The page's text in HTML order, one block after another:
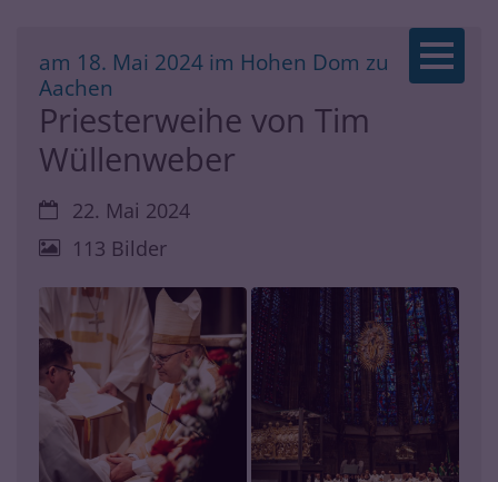
am 18. Mai 2024 im Hohen Dom zu
Aachen
Priesterweihe von Tim
Wüllenweber
Datum:22. Mai 2024
113 Bilder